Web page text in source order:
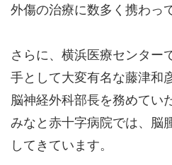
外傷の治療に数多く携わっ
さらに、横浜医療センター
手として大変有名な藤津和
脳神経外科部長を務めてい
みなと赤十字病院では、脳
してきています。